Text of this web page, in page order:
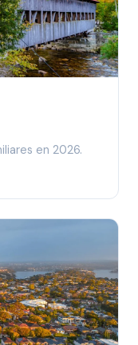
en 2026.